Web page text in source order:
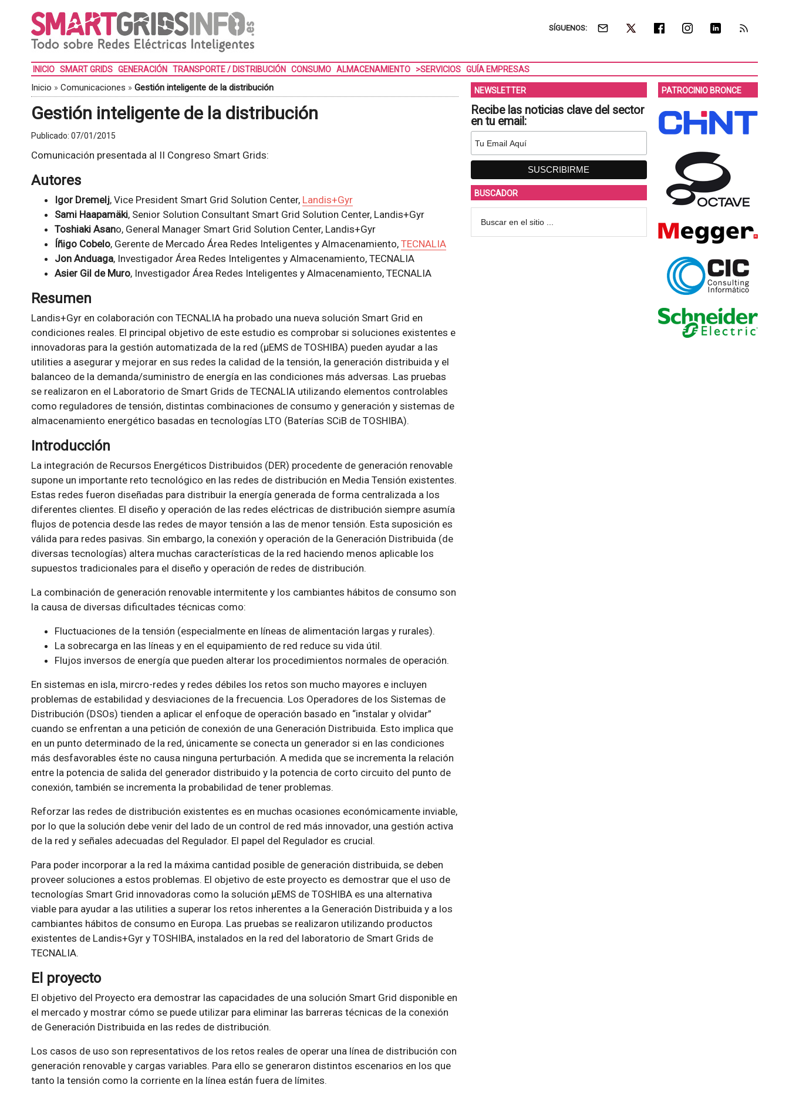
SÍGUENOS:
INICIO SMART GRIDS GENERACIÓN TRANSPORTE / DISTRIBUCIÓN CONSUMO ALMACENAMIENTO >SERVICIOS GUÍA EMPRESAS
Inicio » Comunicaciones » Gestión inteligente de la distribución
Gestión inteligente de la distribución
Publicado: 07/01/2015
Comunicación presentada al II Congreso Smart Grids:
Autores
Igor Dremelj, Vice President Smart Grid Solution Center, Landis+Gyr
Sami Haapamäki, Senior Solution Consultant Smart Grid Solution Center, Landis+Gyr
Toshiaki Asano, General Manager Smart Grid Solution Center, Landis+Gyr
Íñigo Cobelo, Gerente de Mercado Área Redes Inteligentes y Almacenamiento, TECNALIA
Jon Anduaga, Investigador Área Redes Inteligentes y Almacenamiento, TECNALIA
Asier Gil de Muro, Investigador Área Redes Inteligentes y Almacenamiento, TECNALIA
Resumen
Landis+Gyr en colaboración con TECNALIA ha probado una nueva solución Smart Grid en
condiciones reales. El principal objetivo de este estudio es comprobar si soluciones existentes e
innovadoras para la gestión automatizada de la red (µEMS de TOSHIBA) pueden ayudar a las
utilities a asegurar y mejorar en sus redes la calidad de la tensión, la generación distribuida y el
balanceo de la demanda/suministro de energía en las condiciones más adversas. Las pruebas
se realizaron en el Laboratorio de Smart Grids de TECNALIA utilizando elementos controlables
como reguladores de tensión, distintas combinaciones de consumo y generación y sistemas de
almacenamiento energético basadas en tecnologías LTO (Baterías SCiB de TOSHIBA).
Introducción
La integración de Recursos Energéticos Distribuidos (DER) procedente de generación renovable
supone un importante reto tecnológico en las redes de distribución en Media Tensión existentes.
Estas redes fueron diseñadas para distribuir la energía generada de forma centralizada a los
diferentes clientes. El diseño y operación de las redes eléctricas de distribución siempre asumía
flujos de potencia desde las redes de mayor tensión a las de menor tensión. Esta suposición es
válida para redes pasivas. Sin embargo, la conexión y operación de la Generación Distribuida (de
diversas tecnologías) altera muchas características de la red haciendo menos aplicable los
supuestos tradicionales para el diseño y operación de redes de distribución.
La combinación de generación renovable intermitente y los cambiantes hábitos de consumo son
la causa de diversas dificultades técnicas como:
Fluctuaciones de la tensión (especialmente en líneas de alimentación largas y rurales).
La sobrecarga en las líneas y en el equipamiento de red reduce su vida útil.
Flujos inversos de energía que pueden alterar los procedimientos normales de operación.
En sistemas en isla, mircro-redes y redes débiles los retos son mucho mayores e incluyen
problemas de estabilidad y desviaciones de la frecuencia. Los Operadores de los Sistemas de
Distribución (DSOs) tienden a aplicar el enfoque de operación basado en “instalar y olvidar”
cuando se enfrentan a una petición de conexión de una Generación Distribuida. Esto implica que
en un punto determinado de la red, únicamente se conecta un generador si en las condiciones
más desfavorables éste no causa ninguna perturbación. A medida que se incrementa la relación
entre la potencia de salida del generador distribuido y la potencia de corto circuito del punto de
conexión, también se incrementa la probabilidad de tener problemas.
Reforzar las redes de distribución existentes es en muchas ocasiones económicamente inviable,
por lo que la solución debe venir del lado de un control de red más innovador, una gestión activa
de la red y señales adecuadas del Regulador. El papel del Regulador es crucial.
Para poder incorporar a la red la máxima cantidad posible de generación distribuida, se deben
proveer soluciones a estos problemas. El objetivo de este proyecto es demostrar que el uso de
tecnologías Smart Grid innovadoras como la solución μEMS de TOSHIBA es una alternativa
viable para ayudar a las utilities a superar los retos inherentes a la Generación Distribuida y a los
cambiantes hábitos de consumo en Europa. Las pruebas se realizaron utilizando productos
existentes de Landis+Gyr y TOSHIBA, instalados en la red del laboratorio de Smart Grids de
TECNALIA.
El proyecto
El objetivo del Proyecto era demostrar las capacidades de una solución Smart Grid disponible en
el mercado y mostrar cómo se puede utilizar para eliminar las barreras técnicas de la conexión
de Generación Distribuida en las redes de distribución.
Los casos de uso son representativos de los retos reales de operar una línea de distribución con
generación renovable y cargas variables. Para ello se generaron distintos escenarios en los que
tanto la tensión como la corriente en la línea están fuera de límites.
NEWSLETTER
Recibe las noticias clave del sector
en tu email:
BUSCADOR
PATROCINIO BRONCE